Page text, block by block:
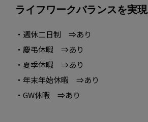
ライフワークバランスを実現
・週休二日制 ⇒あり
・慶弔休暇 ⇒あり
・夏季休暇 ⇒あり
・年末年始休暇 ⇒あり
・GW休暇 ⇒あり